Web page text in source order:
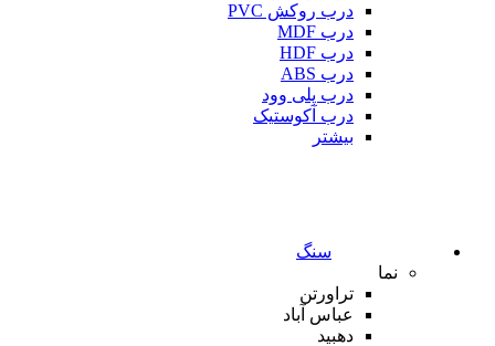
درب روکش PVC
درب MDF
درب HDF
درب ABS
درب پلی وود
درب آکوستیک
بیشتر
سنگ
نما
تراورتن
عباس آباد
دهبید